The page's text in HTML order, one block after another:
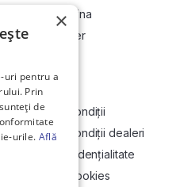
Vinde-ți mașina
Devino dealer
Compania
Termeni și condiții
Termeni și condiții dealeri
Politică confidențialitate
Politica de cookies
×
uri pentru a
Prin
de
urile. Află